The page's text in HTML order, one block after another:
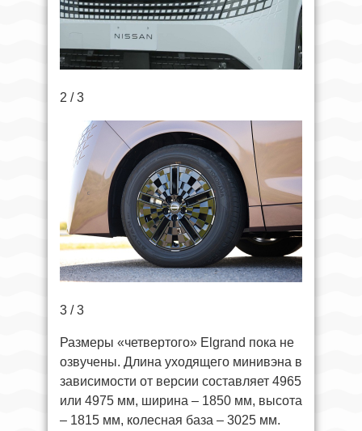
2 / 3
3 / 3
Размеры «четвертого» Elgrand пока не
озвучены. Длина уходящего минивэна в
зависимости от версии составляет 4965
или 4975 мм, ширина – 1850 мм, высота
– 1815 мм, колесная база – 3025 мм.